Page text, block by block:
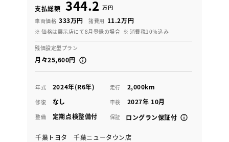
支払総額 344.2 万円
車両価格 333万円 諸費用 11.2万円
※ 価格は展示店にて8月登録の場合 ※ 消費税10％込み
残価設定型プラン
月々25,600円
年式 2024年(R6年) 走行 2,000km
修復 なし 車検 2027年 10月
整備 定期点検整備付 保証 ロングラン保証付
千葉トヨタ 千葉ニュータウン店